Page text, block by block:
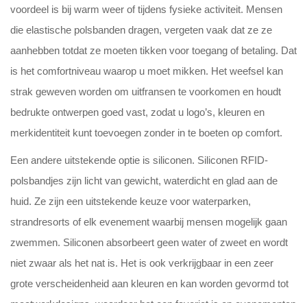
voordeel is bij warm weer of tijdens fysieke activiteit. Mensen
die elastische polsbanden dragen, vergeten vaak dat ze ze
aanhebben totdat ze moeten tikken voor toegang of betaling. Dat
is het comfortniveau waarop u moet mikken. Het weefsel kan
strak geweven worden om uitfransen te voorkomen en houdt
bedrukte ontwerpen goed vast, zodat u logo’s, kleuren en
merkidentiteit kunt toevoegen zonder in te boeten op comfort.
Een andere uitstekende optie is siliconen. Siliconen RFID-
polsbandjes zijn licht van gewicht, waterdicht en glad aan de
huid. Ze zijn een uitstekende keuze voor waterparken,
strandresorts of elk evenement waarbij mensen mogelijk gaan
zwemmen. Siliconen absorbeert geen water of zweet en wordt
niet zwaar als het nat is. Het is ook verkrijgbaar in een zeer
grote verscheidenheid aan kleuren en kan worden gevormd tot